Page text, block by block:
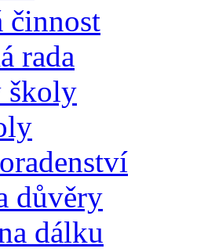
činnost
rada
školy
důvěry
dálku